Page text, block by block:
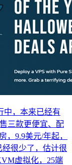
中，本来已经有
三款更便宜、配
，9.9美元/年起，
很少了，估计很
虚拟化，25端